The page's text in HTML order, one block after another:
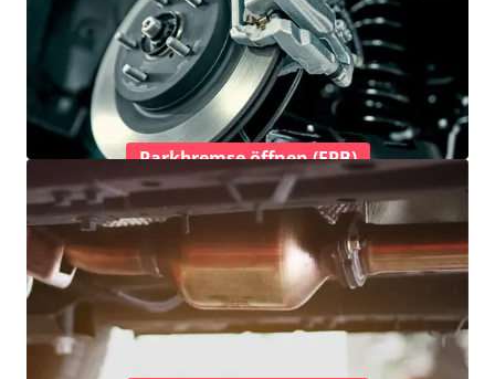
Parkbremse öffnen (EPB)